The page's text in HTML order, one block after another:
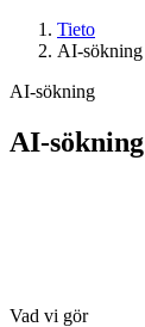
Tieto
AI-sökning
AI-sökning
AI-sökning
Vad vi gör